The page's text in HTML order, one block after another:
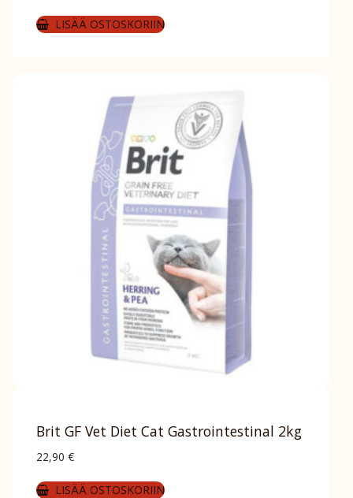
LISÄÄ OSTOSKORIIN
Brit GF Vet Diet Cat Gastrointestinal 2kg
22,90 €
LISÄÄ OSTOSKORIIN